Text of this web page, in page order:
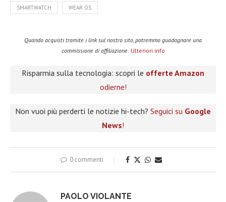
SMARTWATCH WEAR OS
Quando acquisti tramite i link sul nostro sito, potremmo guadagnare una
commissione di affiliazione. Ulteriori info
Risparmia sulla tecnologia: scopri le offerte Amazon
odierne!
Non vuoi più perderti le notizie hi-tech? Seguici su Google
News!
0 commenti
PAOLO VIOLANTE